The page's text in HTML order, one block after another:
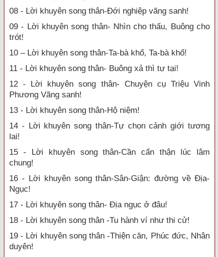
08 - Lời khuyên song thân-Đới nghiệp vãng sanh!
09 - Lời khuyên song thân- Nhìn cho thấu, Buông cho
trót!
10 – Lời khuyên song thân-Ta-bà khổ, Ta-bà khổ!
11 - Lời khuyên song thân- Buông xả thì tự tại!
12 - Lời khuyên song thân- Chuyện cụ Triệu Vinh
Phương Vãng sanh!
13 - Lời khuyên song thân-Hộ niệm!
14 - Lời khuyên song thân-Tự chọn cảnh giới tương
lai!
15 - Lời khuyên song thân-Cần cẩn thận lúc lâm
chung!
16 - Lời khuyên song thân-Sân-Giận: đường về Địa-
Ngục!
17 - Lời khuyên song thân- Địa ngục ở đâu!
18 - Lời khuyên song thân -Tu hành ví như thi cử!
19 - Lời khuyên song thân -Thiện căn, Phúc đức, Nhân
duyên!